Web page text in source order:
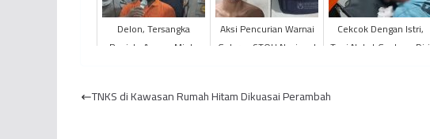
Delon, Tersangka
Penista Agama Minta
Aksi Pencurian Warnai
Gelaran STQH Nasional
Cekcok Dengan Istri,
Toni Nekat Gantung Diri
TNKS di Kawasan Rumah Hitam Dikuasai Perambah